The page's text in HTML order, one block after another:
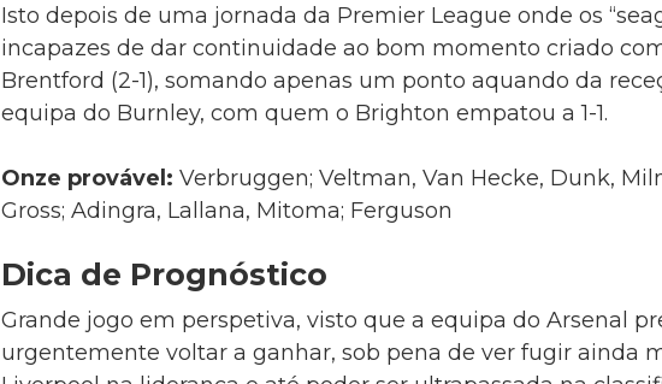
Isto depois de uma jornada da Premier League onde os
incapazes de dar continuidade ao bom momento criado
Brentford (2-1), somando apenas um ponto aquando da
equipa do Burnley, com quem o Brighton empatou a 1-1.
Onze provável: Verbruggen; Veltman, Van Hecke, Dunk,
Gross; Adingra, Lallana, Mitoma; Ferguson
Dica de Prognóstico
Grande jogo em perspetiva, visto que a equipa do Arsenal
urgentemente voltar a ganhar, sob pena de ver fugir ainda